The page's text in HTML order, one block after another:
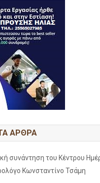
ΆΡΘΡΑ
συνάντηση του Κέντρου
Κωνσταντίνο Τσάμη